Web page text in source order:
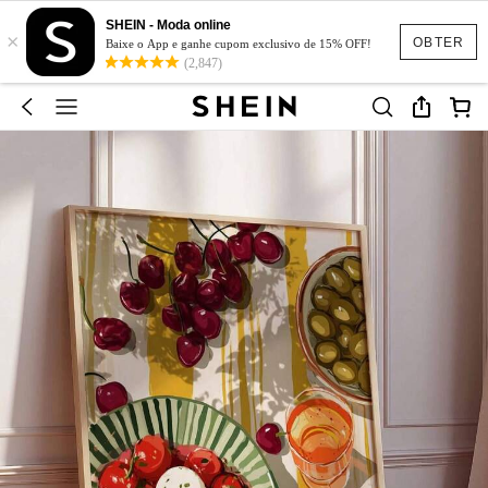
OBTER
×
SHEIN - Moda online
Baixe o App e ganhe cupom exclusivo de 15% OFF!
(2,847)